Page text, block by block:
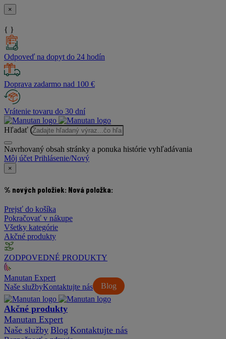
×
{ }
Odpoveď na dopyt do 24 hodín
Doprava zadarmo nad 100 €
Vrátenie tovaru do 30 dní
Hľadať
Navrhovaný obsah stránky a ponuka histórie vyhľadávania
Môj účet Prihlásenie/Nový
×
% nových položiek: Nová položka:
Prejsť do košíka
Pokračovať v nákupe
Všetky kategórie
Akčné produkty
ZODPOVEDNÉ PRODUKTY
Manutan Expert
Naše služby
Blog
Kontaktujte nás
Akčné produkty
Manutan Expert
Naše služby Blog Kontaktujte nás